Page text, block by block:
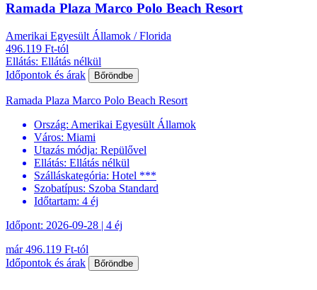
Ramada Plaza Marco Polo Beach Resort
Amerikai Egyesült Államok / Florida
496.119 Ft-tól
Ellátás: Ellátás nélkül
Időpontok és árak
Bőröndbe
Ramada Plaza Marco Polo Beach Resort
Ország: Amerikai Egyesült Államok
Város: Miami
Utazás módja: Repülővel
Ellátás: Ellátás nélkül
Szálláskategória: Hotel ***
Szobatípus: Szoba Standard
Időtartam: 4 éj
Időpont: 2026-09-28 | 4 éj
már 496.119 Ft-tól
Időpontok és árak
Bőröndbe